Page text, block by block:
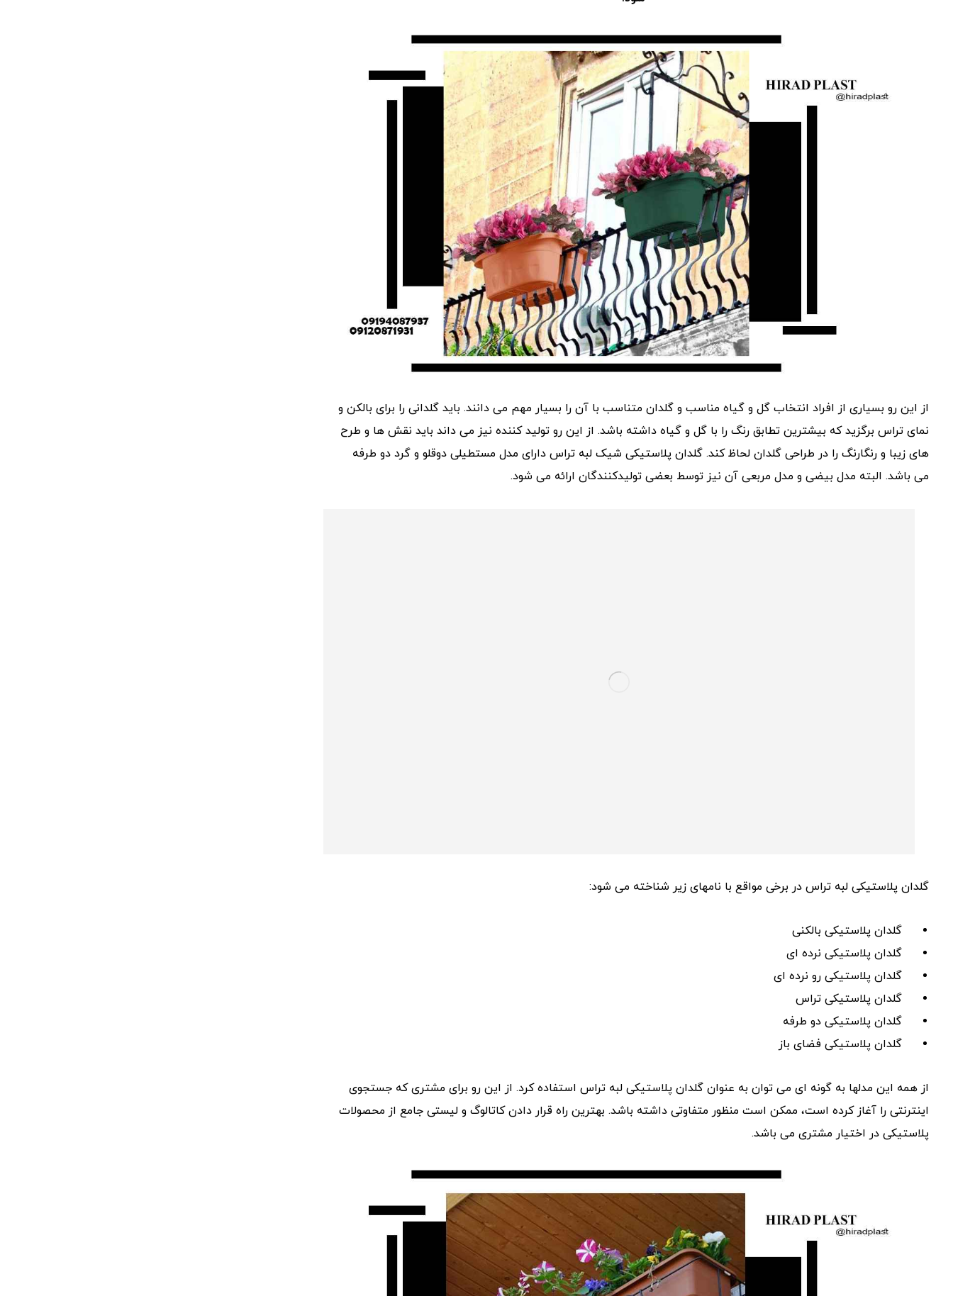
از این رو بسیاری از افراد انتخاب گل و گیاه مناسب و گلدان متناسب با آن را بسیار مهم می دانند. باید گلدانی را برای بالکن و
نمای تراس برگزید که بیشترین تطابق رنگ را با گل و گیاه داشته باشد. از این رو تولید کننده نیز می داند باید نقش ها و طرح
های زیبا و رنگارنگ را در طراحی گلدان لحاظ کند. گلدان پلاستیکی شیک لبه تراس دارای مدل مستطیلی دوقلو و گرد دو طرفه
می باشد. البته مدل بیضی و مدل مربعی آن نیز توسط بعضی تولیدکنندگان ارائه می شود.
گلدان پلاستیکی لبه تراس در برخی مواقع با نامهای زیر شناخته می شود:
گلدان پلاستیکی بالکنی
گلدان پلاستیکی نرده ای
گلدان پلاستیکی رو نرده ای
گلدان پلاستیکی تراس
گلدان پلاستیکی دو طرفه
گلدان پلاستیکی فضای باز
از همه این مدلها به گونه ای می توان به عنوان گلدان پلاستیکی لبه تراس استفاده کرد. از این رو برای مشتری که جستجوی
اینترنتی را آغاز کرده است، ممکن است منظور متفاوتی داشته باشد. بهترین راه قرار دادن کاتالوگ و لیستی جامع از محصولات
پلاستیکی در اختیار مشتری می باشد.